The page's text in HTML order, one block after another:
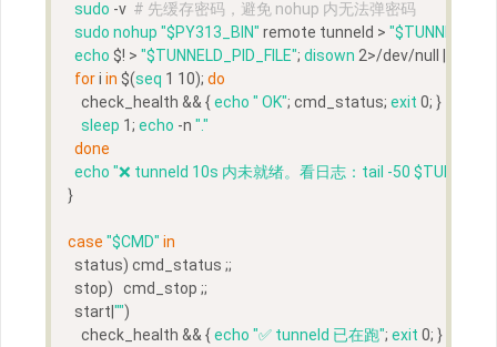
sudo -v # 先缓存密码，避免 nohup 内无法弹密码
sudo nohup "$PY313_BIN" remote tunneld > "
echo $! > "$TUNNELD_PID_FILE"; disown 2>/dev/null ||
for i in $(seq 1 10); do
    check_health && {
echo " OK"; cmd_status; exit 0; }
sleep 1; echo -n "."
done
echo "❌ tunneld 10s 内未就绪。看日志：tail -50
}
case "$CMD" in
  status) cmd_status ;;
  stop)   cmd_stop ;;
  start|
"")
    check_health && {
echo "✅ tunneld 已在跑"; exit 0; }